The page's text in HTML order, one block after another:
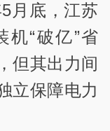
月底，江苏
机“破亿”省
但其出力间
立保障电力